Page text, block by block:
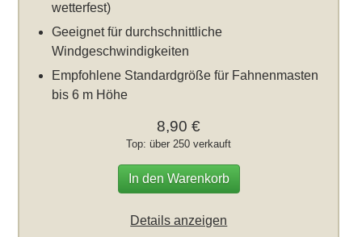
wetterfest)
Geeignet für durchschnittliche
Windgeschwindigkeiten
Empfohlene Standardgröße für Fahnenmasten
bis 6 m Höhe
8,90 €
Top: über 250 verkauft
In den Warenkorb
Details anzeigen